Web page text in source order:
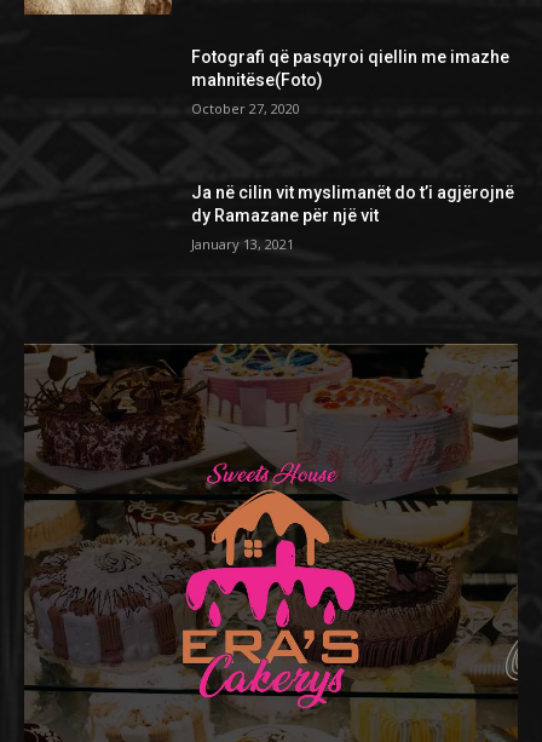
Fotografi që pasqyroi qiellin me imazhe
mahnitëse(Foto)
October 27, 2020
Ja në cilin vit myslimanët do t’i agjërojnë
dy Ramazane për një vit
January 13, 2021